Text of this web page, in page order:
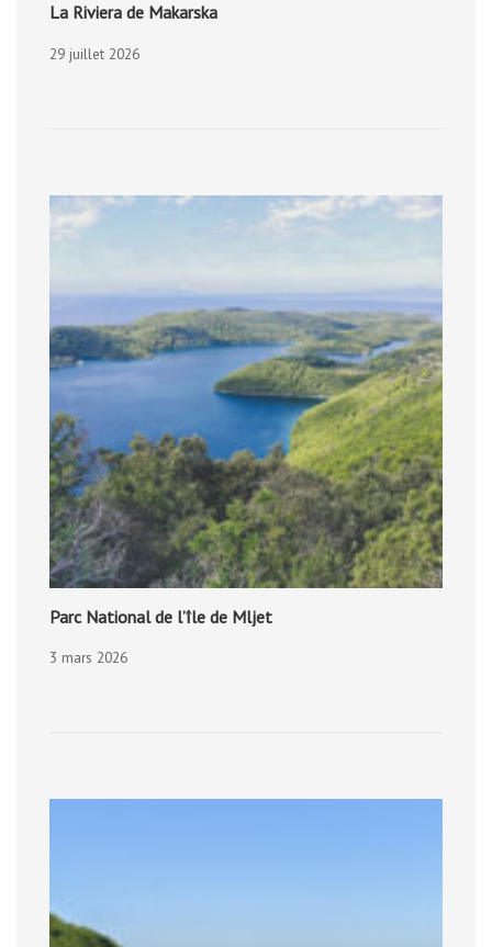
La Riviera de Makarska
29 juillet 2026
Parc National de l’île de Mljet
3 mars 2026